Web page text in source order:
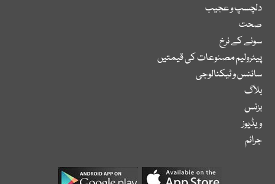
دلچسپ و عجیب
صحت
سونے کے نرخ
پیٹرولیم مصنوعات کی قیمتیں
سائنس و ٹیکنالوجی
بلاگ
بزنس
ویڈیوز
جرائم